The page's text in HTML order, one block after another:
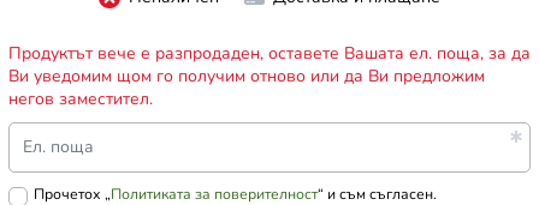
Продуктът вече е разпродаден, оставете Вашата ел. поща, за да
Ви уведомим щом го получим отново или да Ви предложим
негов заместител.
Ел. поща
Прочетох „Политиката за поверителност“ и съм съгласен.